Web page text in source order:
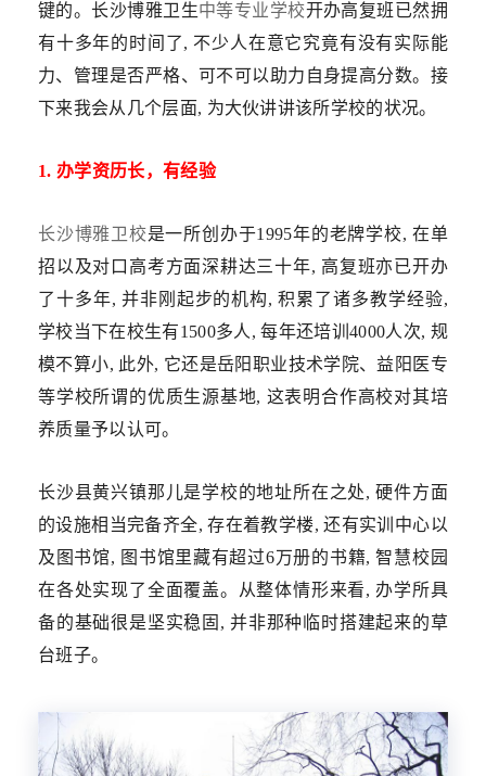
键的。长沙博雅卫生中等专业学校开办高复班已然拥
有十多年的时间了, 不少人在意它究竟有没有实际能
力、管理是否严格、可不可以助力自身提高分数。接
下来我会从几个层面, 为大伙讲讲该所学校的状况。
1. 办学资历长，有经验
长沙博雅卫校是一所创办于1995年的老牌学校, 在单
招以及对口高考方面深耕达三十年, 高复班亦已开办
了十多年, 并非刚起步的机构, 积累了诸多教学经验,
学校当下在校生有1500多人, 每年还培训4000人次, 规
模不算小, 此外, 它还是岳阳职业技术学院、益阳医专
等学校所谓的优质生源基地, 这表明合作高校对其培
养质量予以认可。
长沙县黄兴镇那儿是学校的地址所在之处, 硬件方面
的设施相当完备齐全, 存在着教学楼, 还有实训中心以
及图书馆, 图书馆里藏有超过6万册的书籍, 智慧校园
在各处实现了全面覆盖。从整体情形来看, 办学所具
备的基础很是坚实稳固, 并非那种临时搭建起来的草
台班子。